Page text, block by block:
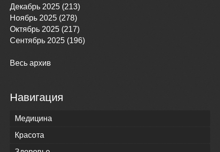
Декабрь 2025 (213)
Ноябрь 2025 (278)
Октябрь 2025 (217)
Сентябрь 2025 (196)
Весь архив
Навигация
Медицина
Красота